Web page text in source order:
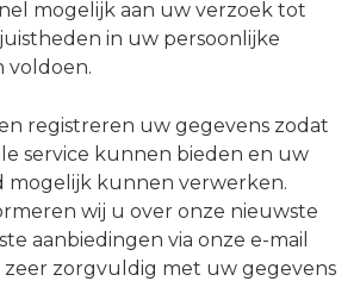
mogelijk aan uw verzoek tot
in uw persoonlijke
voldoen.
registreren uw gegevens zodat
service kunnen bieden en uw
mogelijk kunnen verwerken.
wij u over onze nieuwste
aanbiedingen via onze e-mail
zeer zorgvuldig met uw gegevens